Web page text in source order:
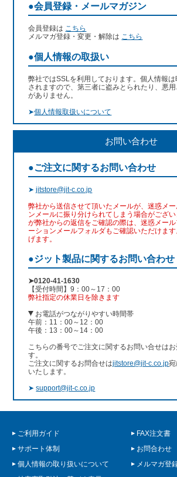
●会員登録・メールマガジン
会員登録は こちら
メルマガ登録・変更・解除は こちら
●個人情報の取扱い
弊社ではSSLを利用しております。個人情報
されますので、第三者に盗みとられたり、悪
がありません。
➤個人情報取扱いについて
お問い合わせ
●ご注文に関するお問い合わせ
➤jitstore@jit-c.co.jp
弊社から送信させて頂いたメールが、迷惑メ
ンメールに振り分けられてしまう場合がござ
が弊社からの返信をご確認の際は、迷惑メー
ーションメールフォルダもご確認いただけま
げます。
●ジット製品に関するお問い合わせ
➤0120-41-1630
【受付時間】9：00～17：00
弊社指定の休業日を除きます
お電話がつながりやすい時間帯
午前：11：00～12：00
午後：13：00～14：00
こちらの番号でご注文に関するお問い合せはお
す。
ご注文に関するお問合せはjitstore@jit-c.co.jp
いたします。
➤support@jit-c.co.jp
ご利用ガイド
FAX注文書
サポート体制
お問合わせ
個人情報の取り扱いについて
メルマガ登